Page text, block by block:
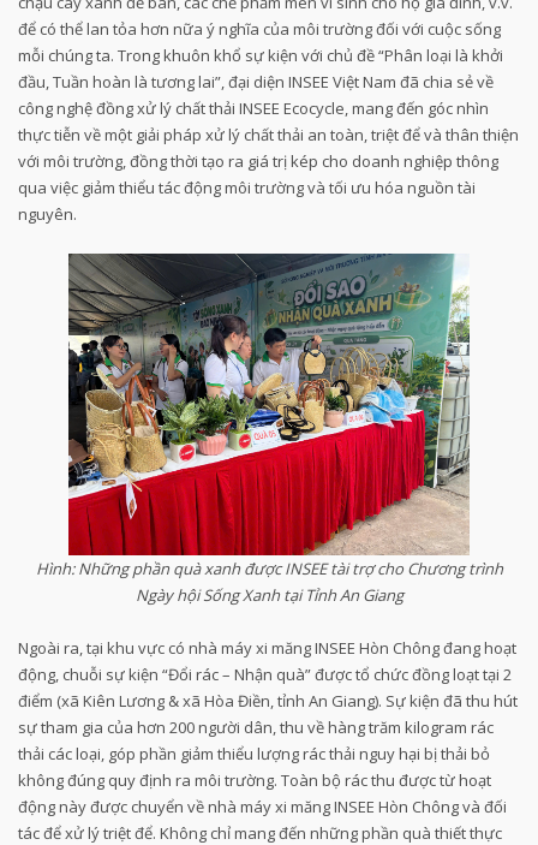
để có thể lan tỏa hơn nữa ý nghĩa của môi trường đối với cuộc sống
mỗi chúng ta. Trong khuôn khổ sự kiện với chủ đề “Phân loại là khởi
đầu, Tuần hoàn là tương lai”, đại diện INSEE Việt Nam đã chia sẻ về
công nghệ đồng xử lý chất thải INSEE Ecocycle, mang đến góc nhìn
thực tiễn về một giải pháp xử lý chất thải an toàn, triệt để và thân thiện
với môi trường, đồng thời tạo ra giá trị kép cho doanh nghiệp thông
qua việc giảm thiểu tác động môi trường và tối ưu hóa nguồn tài
nguyên.
Hình: Những phần quà xanh được INSEE tài trợ cho Chương trình
Ngày hội Sống Xanh tại Tỉnh An Giang
Ngoài ra, tại khu vực có nhà máy xi măng INSEE Hòn Chông đang hoạt
động, chuỗi sự kiện “Đổi rác – Nhận quà” được tổ chức đồng loạt tại 2
điểm (xã Kiên Lương & xã Hòa Điền, tỉnh An Giang). Sự kiện đã thu hút
sự tham gia của hơn 200 người dân, thu về hàng trăm kilogram rác
thải các loại, góp phần giảm thiểu lượng rác thải nguy hại bị thải bỏ
không đúng quy định ra môi trường. Toàn bộ rác thu được từ hoạt
động này được chuyển về nhà máy xi măng INSEE Hòn Chông và đối
tác để xử lý triệt để. Không chỉ mang đến những phần quà thiết thực